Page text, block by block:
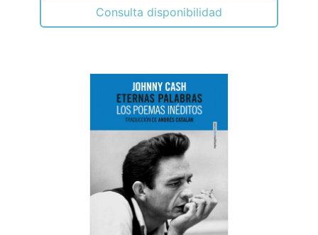
Consulta disponibilidad